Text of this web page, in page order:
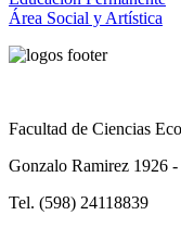
Área Social y Artística
Facultad de Ciencias
Gonzalo Ramirez 1926
Tel. (598) 24118839